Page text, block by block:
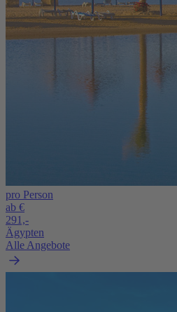
pro Person
ab €
291,-
Ägypten
Alle Angebote